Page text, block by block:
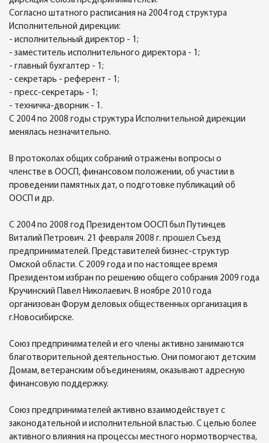
Согласно штатного расписания на 2004 год структура
Исполнительной дирекции:
- исполнительный директор - 1;
- заместитель исполнительного директора - 1;
- главный бухгалтер - 1;
- секретарь - референт - 1;
- пресс-секретарь - 1;
- техничка-дворник - 1.
С 2004 по 2008 годы структура Исполнительной дирекции
менялась незначительно.
В протоколах общих собраний отражены вопросы о
членстве в ООСП, финансовом положении, об участии в
проведении памятных дат, о подготовке публикаций об
ООСП и др.
С 2004 по 2008 год Президентом ООСП был Путинцев
Виталий Петрович. 21 февраля 2008 г. прошел Съезд
предпринимателей. Представителей бизнес-структур
Омской области. С 2009 года и по настоящее время
Президентом избран по решению общего собрания 2009 года
Кручинский Павел Николаевич. В ноябре 2010 года
организован Форум деловых общественных организация в
г.Новосибирске.
Союз предпринимателей и его члены активно занимаются
благотворительной деятельностью. Они помогают детским
Домам, ветеранским объединениям, оказывают адресную
финансовую поддержку.
Союз предпринимателей активно взаимодействует с
законодательной и исполнительной властью. С целью более
активного влияния на процессы местного нормотворчества,